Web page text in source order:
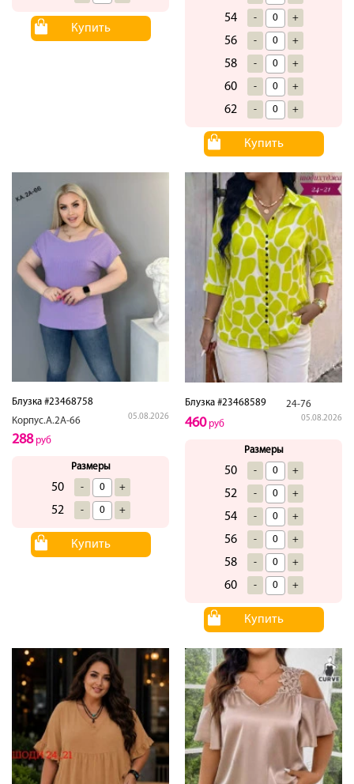
Купить
54 - +
56 - +
58 - +
60 - +
62 - +
Купить
Блузка #23468758
Корпус.А.2А-66
05.08.2026
288руб
Размеры
50 - +
52 - +
Купить
Блузка #23468589 24-76
05.08.2026
460руб
Размеры
50 - +
52 - +
54 - +
56 - +
58 - +
60 - +
Купить